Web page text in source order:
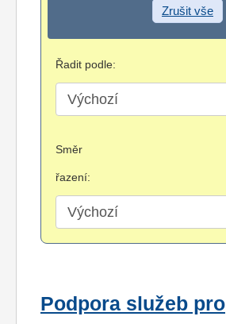
Zrušit vše
Řadit podle:
Směr
řazení:
Podpora služeb pro